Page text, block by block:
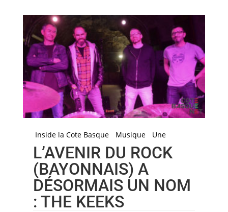
Inside la Cote Basque Musique Une
L’AVENIR DU ROCK
(BAYONNAIS) A
DÉSORMAIS UN NOM
: THE KEEKS